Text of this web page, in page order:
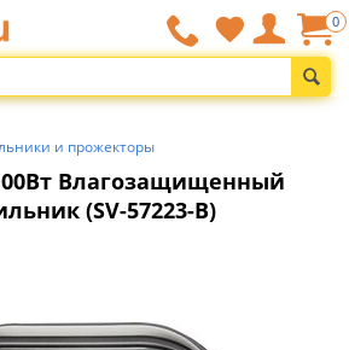
0
и прожекторы
Влагозащищенный
(SV-57223-B)